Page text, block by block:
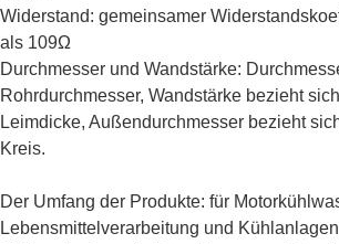
Widerstand: gemeinsamer
als 109Ω
Durchmesser und Wandstärke:
Rohrdurchmesser, Wandstärke bezieht
Leimdicke, Außendurchmesser bezieht
Kreis.
Der Umfang der Produkte: für
Lebensmittelverarbeitung und